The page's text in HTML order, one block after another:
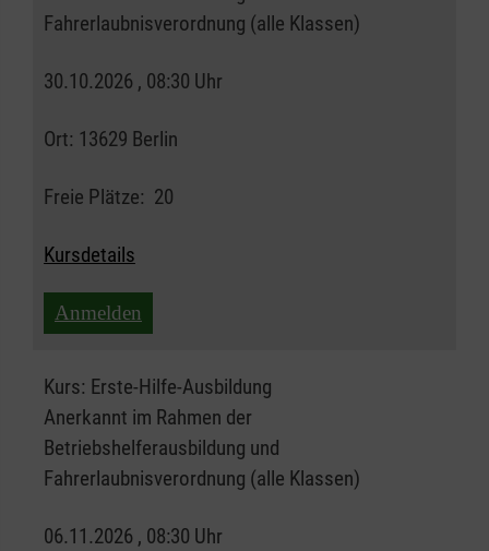
Fahrerlaubnisverordnung (alle Klassen)
30.10.2026 , 08:30 Uhr
Ort: 13629 Berlin
Freie Plätze: 20
Kursdetails
Anmelden
Kurs: Erste-Hilfe-Ausbildung
Anerkannt im Rahmen der
Betriebshelferausbildung und
Fahrerlaubnisverordnung (alle Klassen)
06.11.2026 , 08:30 Uhr